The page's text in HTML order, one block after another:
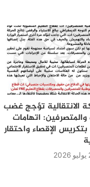
الانتقالية تؤجج غضب
والمتصرفين: اتهامات
بتكريس الإقصاء واحتقار